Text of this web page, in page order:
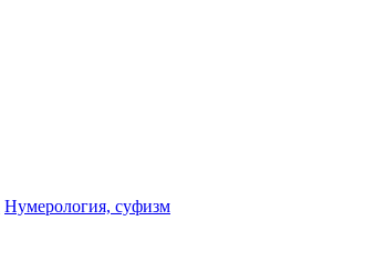
Нумерология, суфизм